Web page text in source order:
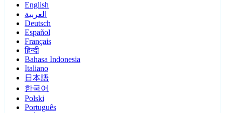
English
العربية
Deutsch
Español
Français
हिन्दी
Bahasa Indonesia
Italiano
日本語
한국어
Polski
Português